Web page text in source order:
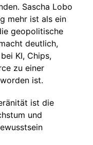
Sascha Lobo
mehr ist als ein
geopolitische
deutlich,
KI, Chips,
zu einer
ist.
ist die
und